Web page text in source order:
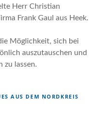
Herr Christian
Frank Gaul aus Heek.
Möglichkeit, sich bei
auszutauschen und
zu lassen.
AUS DEM NORDKREIS